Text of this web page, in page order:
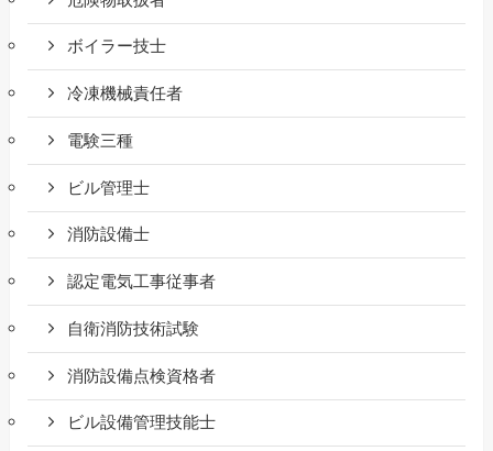
ボイラー技士
冷凍機械責任者
電験三種
ビル管理士
消防設備士
認定電気工事従事者
自衛消防技術試験
消防設備点検資格者
ビル設備管理技能士